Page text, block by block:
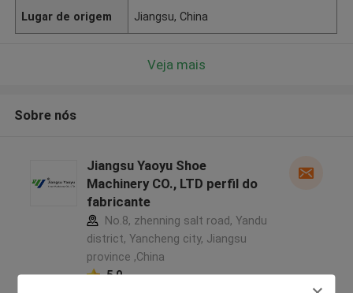
Lugar de origem Jiangsu, China
Veja mais
Sobre nós
Jiangsu Yaoyu Shoe
Machinery CO., LTD perfil do
fabricante
No.8, zhenning salt road, Yandu
district, Yancheng city, Jiangsu
province ,China
5.0